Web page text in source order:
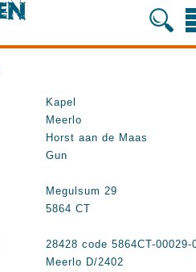
Kapel
Meerlo
Horst aan de Maas
Gun
Megulsum 29
5864 CT
28428 code 5864CT-00029-
Meerlo D/2402